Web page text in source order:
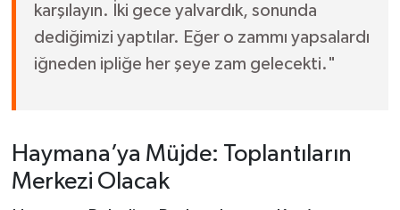
karşılayın. İki gece yalvardık, sonunda
dediğimizi yaptılar. Eğer o zammı yapsalardı
iğneden ipliğe her şeye zam gelecekti."
Haymana’ya Müjde: Toplantıların
Merkezi Olacak